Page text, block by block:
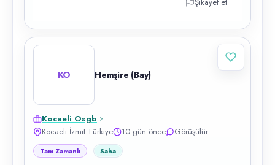
KO Hemşire (Bay)
Kocaeli Osgb
Kocaeli İzmit Türkiye
10 gün önce Görüşülür
Tam Zamanlı Saha